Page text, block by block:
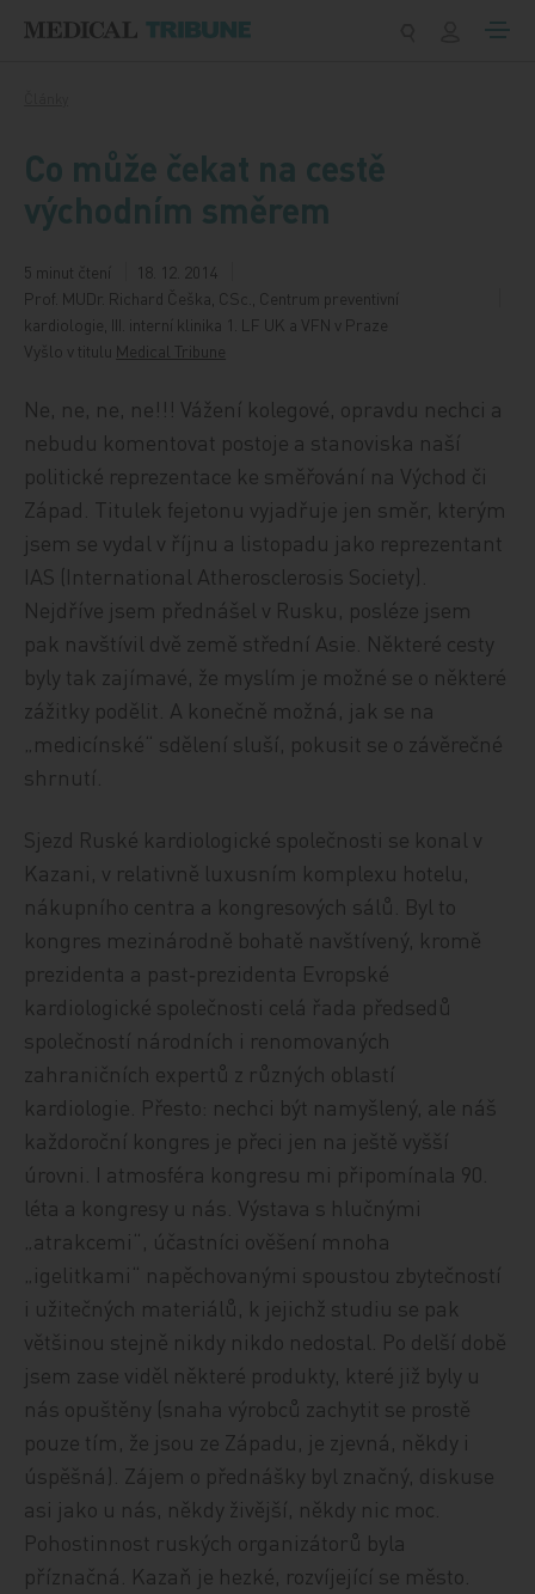
Co může čekat na cestě
východním směrem
5 minut čtení
18. 12. 2014
Prof. MUDr. Richard Češka, CSc., Centrum preventivní
kardiologie, III. interní klinika 1. LF UK a VFN v Praze
Vyšlo v titulu Medical Tribune
Ne, ne, ne, ne!!! Vážení kolegové, opravdu nechci a
nebudu komentovat postoje a stanoviska naší
politické reprezentace ke směřování na Východ či
Západ. Titulek fejetonu vyjadřuje jen směr, kterým
jsem se vydal v říjnu a listopadu jako reprezentant
IAS (International Atherosclerosis Society).
Nejdříve jsem přednášel v Rusku, posléze jsem
pak navštívil dvě země střední Asie. Některé cesty
byly tak zajímavé, že myslím je možné se o některé
zážitky podělit. A konečně možná, jak se na
„medicínské“ sdělení sluší, pokusit se o závěrečné
shrnutí.
Sjezd Ruské kardiologické společnosti se konal v
Kazani, v relativně luxusním komplexu hotelu,
nákupního centra a kongresových sálů. Byl to
kongres mezinárodně bohatě navštívený, kromě
prezidenta a past‑prezidenta Evropské
kardiologické společnosti celá řada předsedů
společností národních i renomovaných
zahraničních expertů z různých oblastí
kardiologie. Přesto: nechci být namyšlený, ale náš
každoroční kongres je přeci jen na ještě vyšší
úrovni. I atmosféra kongresu mi připomínala 90.
léta a kongresy u nás. Výstava s hlučnými
„atrakcemi“, účastníci ověšení mnoha
„igelitkami“ napěchovanými spoustou zbytečností
i užitečných materiálů, k jejichž studiu se pak
většinou stejně nikdy nikdo nedostal. Po delší době
jsem zase viděl některé produkty, které již byly u
nás opuštěny (snaha výrobců zachytit se prostě
pouze tím, že jsou ze Západu, je zjevná, někdy i
úspěšná). Zájem o přednášky byl značný, diskuse
asi jako u nás, někdy živější, někdy nic moc.
Pohostinnost ruských organizátorů byla
příznačná. Kazaň je hezké, rozvíjející se město.